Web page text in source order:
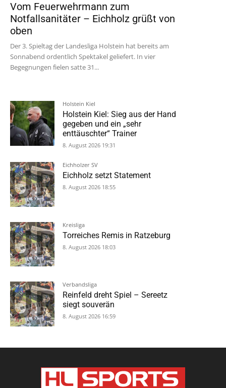
Vom Feuerwehrmann zum
Notfallsanitäter – Eichholz grüßt von
oben
Der 3. Spieltag der Landesliga Holstein hat bereits am
Sonnabend ordentlich Spektakel geliefert. In vier
Begegnungen fielen satte 31...
Holstein Kiel
Holstein Kiel: Sieg aus der Hand
gegeben und ein „sehr
enttäuschter“ Trainer
8. August 2026 19:31
Eichholzer SV
Eichholz setzt Statement
8. August 2026 18:55
Kreisliga
Torreiches Remis in Ratzeburg
8. August 2026 18:03
Verbandsliga
Reinfeld dreht Spiel – Sereetz
siegt souverän
8. August 2026 16:59